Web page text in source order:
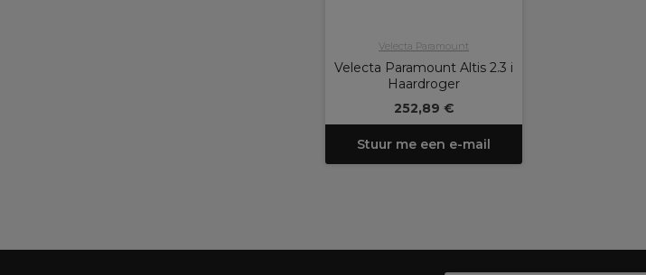
Velecta Paramount
Velecta Paramount Altis 2.3 i
Haardroger
252,89 €
Stuur me een e-mail